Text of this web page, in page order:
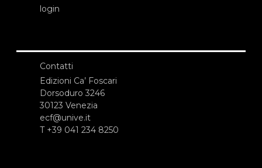
login
Contatti
Edizioni Ca’ Foscari
Dorsoduro 3246
30123 Venezia
ecf@unive.it
T +39 041 234 8250